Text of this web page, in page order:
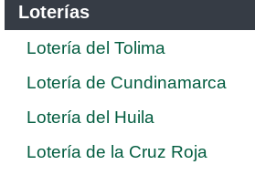
Loterías
Lotería del Tolima
Lotería de Cundinamarca
Lotería del Huila
Lotería de la Cruz Roja